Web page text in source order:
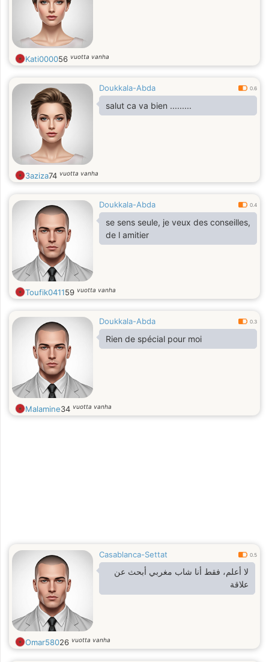
Kati000056 vuotta vanha
Doukkala-Abda 0.6
salut ca va bien .........
3aziza74 vuotta vanha
Doukkala-Abda 0.4
se sens seule, je veux des conseilles,
de l amitier
Toufik041159 vuotta vanha
Doukkala-Abda 0.3
Rien de spécial pour moi
Malamine34 vuotta vanha
Casablanca-Settat 0.5
لا أعلم، فقط أنا شاب مغربي أبحث عن
علاقة
Omar58026 vuotta vanha